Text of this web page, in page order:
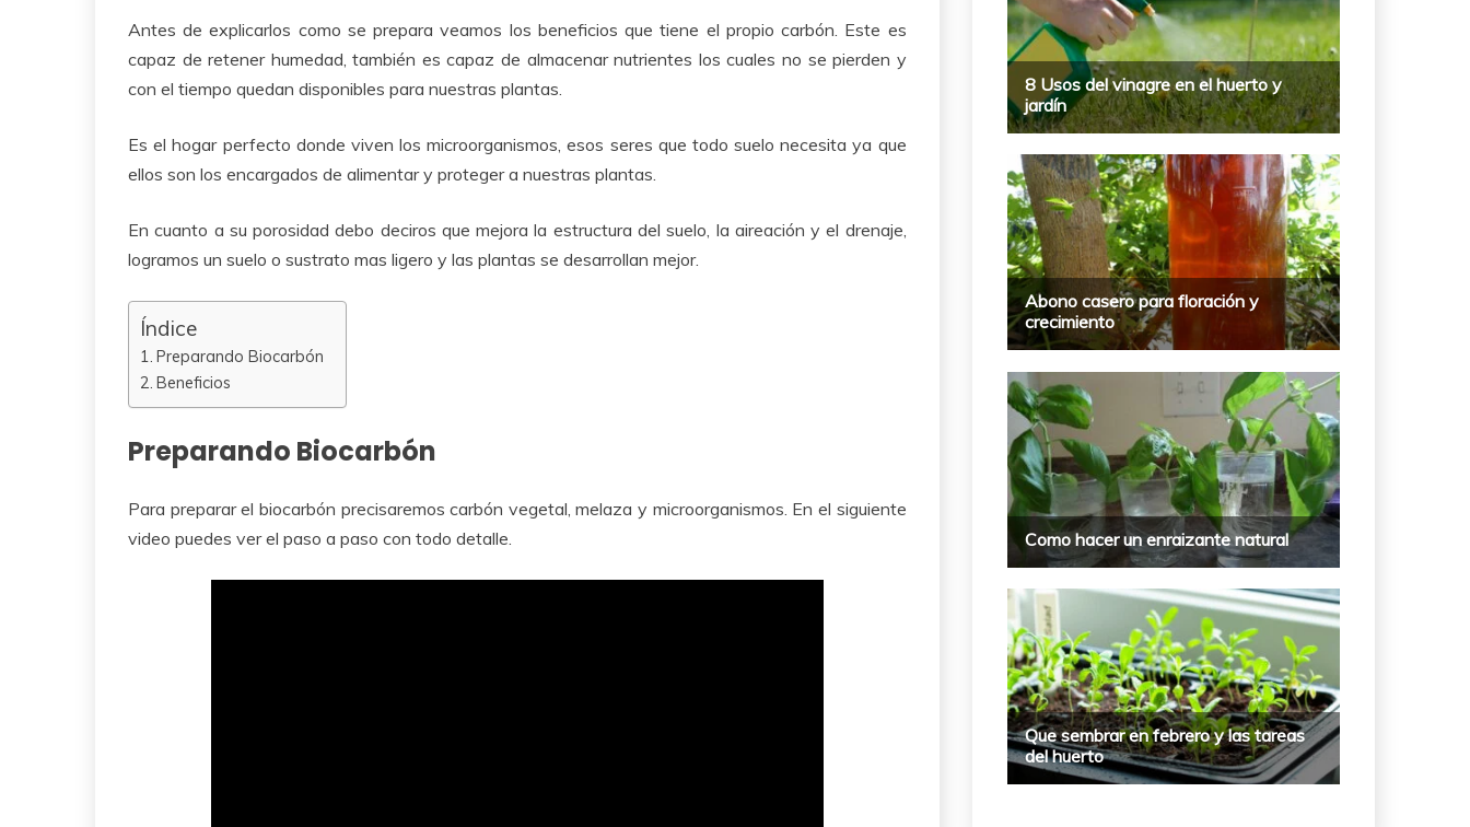
Antes de explicarlos como se prepara veamos los beneficios que tiene el propio carbón. Este es
capaz de retener humedad, también es capaz de almacenar nutrientes los cuales no se pierden y
con el tiempo quedan disponibles para nuestras plantas.
Es el hogar perfecto donde viven los microorganismos, esos seres que todo suelo necesita ya que
ellos son los encargados de alimentar y proteger a nuestras plantas.
En cuanto a su porosidad debo deciros que mejora la estructura del suelo, la aireación y el drenaje,
logramos un suelo o sustrato mas ligero y las plantas se desarrollan mejor.
Índice
Preparando Biocarbón
Beneficios
Preparando Biocarbón
Para preparar el biocarbón precisaremos carbón vegetal, melaza y microorganismos. En el siguiente
video puedes ver el paso a paso con todo detalle.